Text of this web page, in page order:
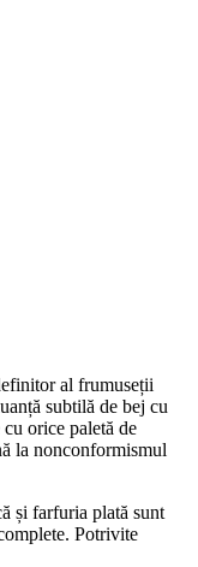
al frumuseții
subtilă de bej cu
orice paletă de
la nonconformismul
și farfuria plată sunt
Potrivite